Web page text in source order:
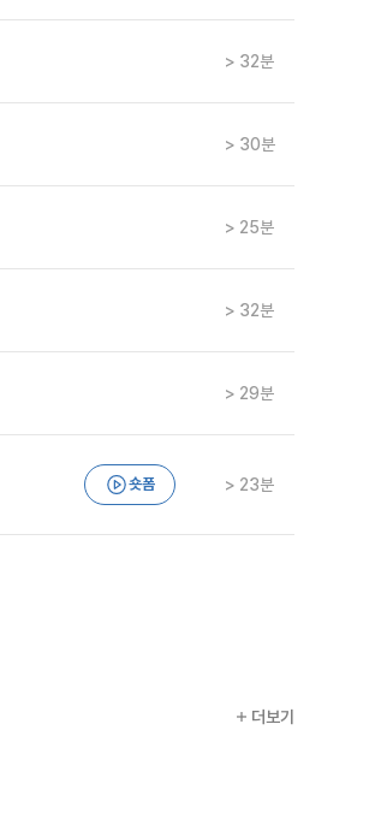
> 32분
> 30분
> 25분
> 32분
> 29분
숏폼 > 23분
더보기